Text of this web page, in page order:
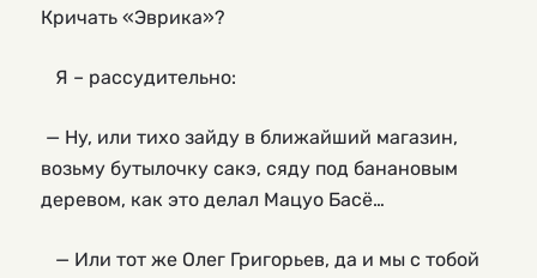
Кричать «Эврика»?
Я – рассудительно:
— Ну, или тихо зайду в ближайший магазин,
возьму бутылочку сакэ, сяду под банановым
деревом, как это делал Мацуо Басё…
— Или тот же Олег Григорьев, да и мы с тобой